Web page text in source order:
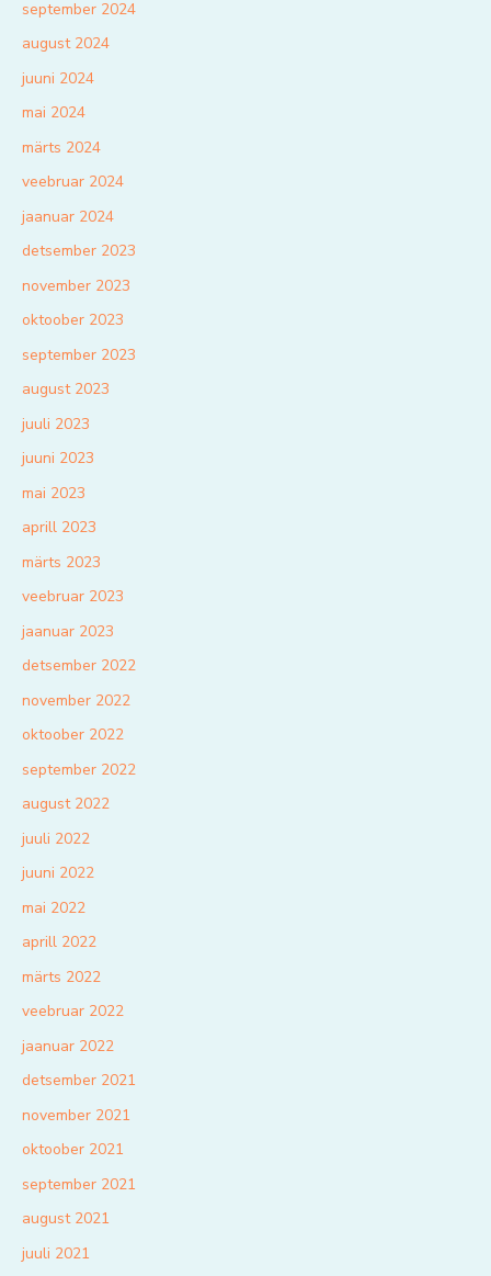
september 2024
august 2024
juuni 2024
mai 2024
märts 2024
veebruar 2024
jaanuar 2024
detsember 2023
november 2023
oktoober 2023
september 2023
august 2023
juuli 2023
juuni 2023
mai 2023
aprill 2023
märts 2023
veebruar 2023
jaanuar 2023
detsember 2022
november 2022
oktoober 2022
september 2022
august 2022
juuli 2022
juuni 2022
mai 2022
aprill 2022
märts 2022
veebruar 2022
jaanuar 2022
detsember 2021
november 2021
oktoober 2021
september 2021
august 2021
juuli 2021